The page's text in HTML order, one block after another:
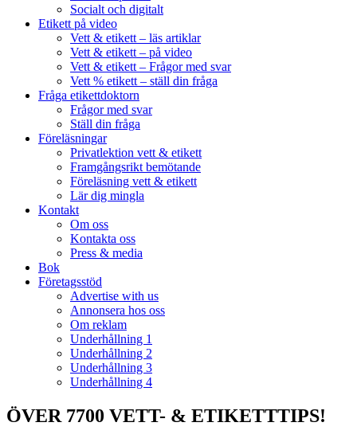
Socialt och digitalt
Etikett på video
Vett & etikett – läs artiklar
Vett & etikett – på video
Vett & etikett – Frågor med svar
Vett % etikett – ställ din fråga
Fråga etikettdoktorn
Frågor med svar
Ställ din fråga
Föreläsningar
Privatlektion vett & etikett
Framgångsrikt bemötande
Föreläsning vett & etikett
Lär dig mingla
Kontakt
Om oss
Kontakta oss
Press & media
Bok
Företagsstöd
Advertise with us
Annonsera hos oss
Om reklam
Underhållning 1
Underhållning 2
Underhållning 3
Underhållning 4
ÖVER 7700 VETT- & ETIKETTTIPS!